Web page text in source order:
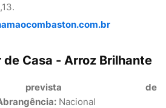
de Casa - Arroz Brilhante
de
Nacional